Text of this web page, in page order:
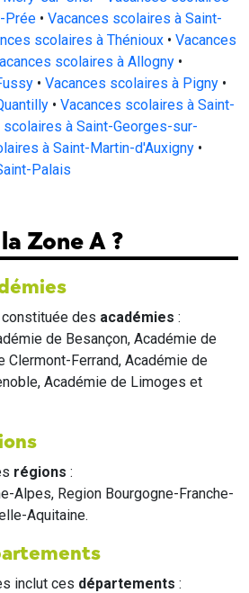
Prée • Vacances scolaires à Saint-
scolaires à Thénioux • Vacances
scolaires à Allogny •
• Vacances scolaires à Pigny •
• Vacances scolaires à Saint-
scolaires à Saint-Georges-sur-
à Saint-Martin-d'Auxigny •
Palais
Zone A ?
des académies :
de Besançon, Académie de
Clermont-Ferrand, Académie de
Académie de Limoges et
régions :
Alpes, Region Bourgogne-Franche-
Aquitaine.
inclut ces départements :